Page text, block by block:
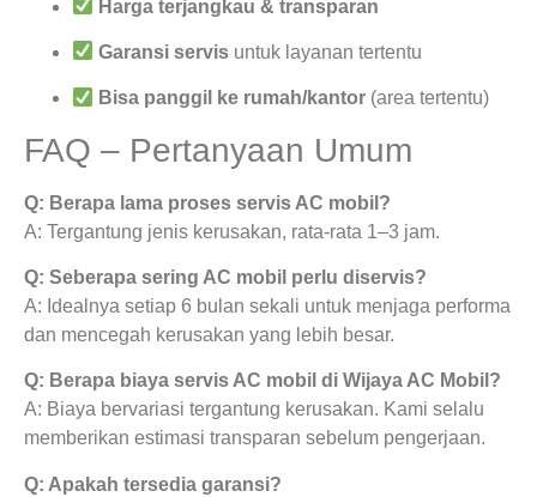
Harga terjangkau & transparan
Garansi servis untuk layanan tertentu
Bisa panggil ke rumah/kantor (area tertentu)
FAQ – Pertanyaan Umum
Q: Berapa lama proses servis AC mobil?
A: Tergantung jenis kerusakan, rata-rata 1–3 jam.
Q: Seberapa sering AC mobil perlu diservis?
A: Idealnya setiap 6 bulan sekali untuk menjaga performa
dan mencegah kerusakan yang lebih besar.
Q: Berapa biaya servis AC mobil di Wijaya AC Mobil?
A: Biaya bervariasi tergantung kerusakan. Kami selalu
memberikan estimasi transparan sebelum pengerjaan.
Q: Apakah tersedia garansi?